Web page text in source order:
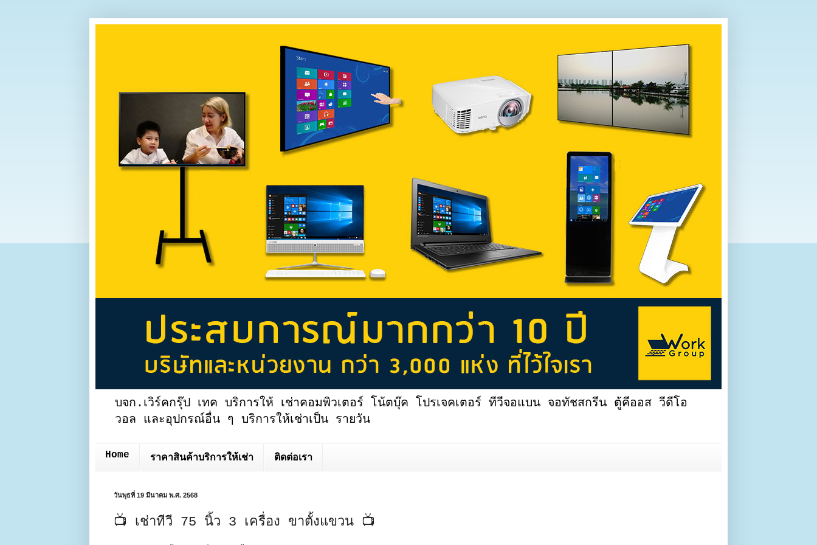
บจก.เวิร์คกรุ๊ป เทค บริการให้ เช่าคอมพิวเตอร์ โน้ตบุ๊ค โปรเจคเตอร์ ทีวีจอแบน จอทัชสกรีน ตู้คีออส วีดีโอ
วอล และอุปกรณ์อื่น ๆ บริการให้เช่าเป็น รายวัน
Home ราคาสินค้าบริการให้เช่า ติดต่อเรา
วันพุธที่ 19 มีนาคม พ.ศ. 2568
📺 เช่าทีวี 75 นิ้ว 3 เครื่อง ขาตั้งแขวน 📺